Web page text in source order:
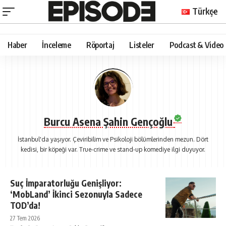
Türkçe
Haber İnceleme Röportaj Listeler Podcast & Video
Burcu Asena Şahin Gençoğlu
İstanbul'da yaşıyor. Çeviribilim ve Psikoloji bölümlerinden mezun. Dört
kedisi, bir köpeği var. True-crime ve stand-up komediye ilgi duyuyor.
Suç İmparatorluğu Genişliyor:
‘MobLand’ İkinci Sezonuyla Sadece
TOD’da!
27 Tem 2026